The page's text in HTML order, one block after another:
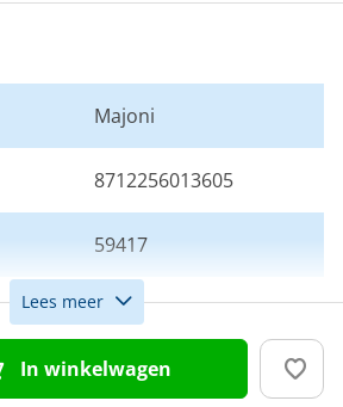
Majoni
8712256013605
59417
Navy
18 x 36 cm
Lees meer
In winkelwagen